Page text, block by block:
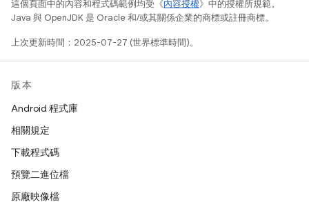
這個頁面中的內容和程式碼範例均受《內容授權》中的授權所規範。
Java 與 OpenJDK 是 Oracle 和/或其關係企業的商標或註冊商標。
上次更新時間：2025-07-27 (世界標準時間)。
版本
Android 程式庫
相關規定
下載程式碼
預覽二進位檔
原廠映像檔